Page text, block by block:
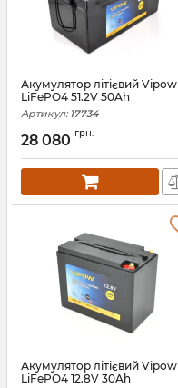
Акумулятор літієвий Vipow
LiFePO4 51.2V 50Ah
Артикул: 17734
28 080 грн.
Акумулятор літієвий Vipow
LiFePO4 12.8V 30Ah